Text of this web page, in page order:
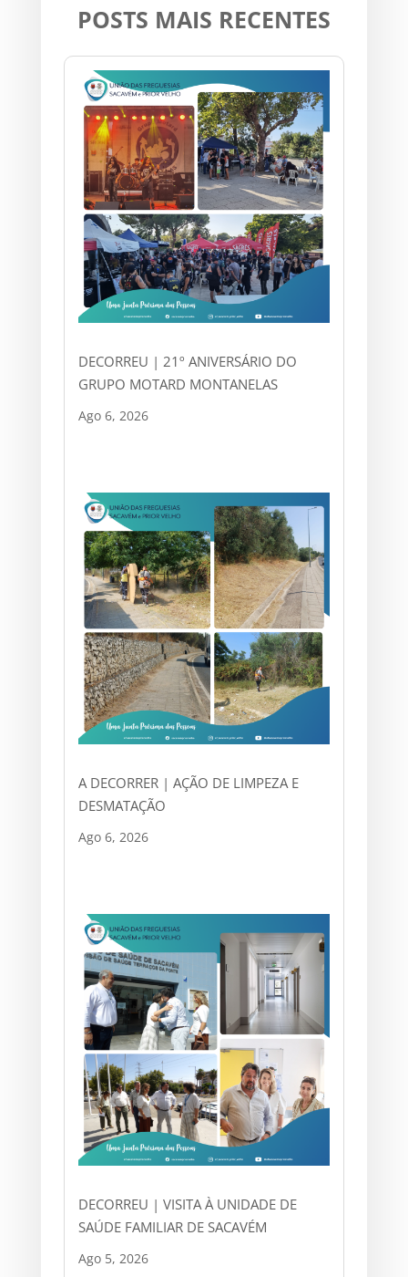
POSTS MAIS RECENTES
DECORREU | 21º ANIVERSÁRIO DO
GRUPO MOTARD MONTANELAS
Ago 6, 2026
A DECORRER | AÇÃO DE LIMPEZA E
DESMATAÇÃO
Ago 6, 2026
DECORREU | VISITA À UNIDADE DE
SAÚDE FAMILIAR DE SACAVÉM
Ago 5, 2026